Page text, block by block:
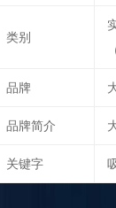
类别
品牌
品牌简介
关键字